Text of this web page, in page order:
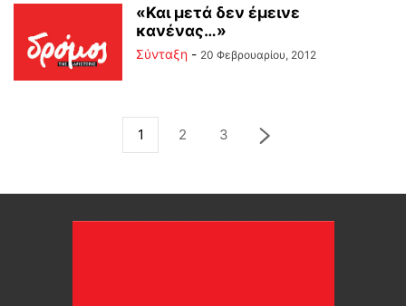
«Και μετά δεν έμεινε
κανένας…»
Σύνταξη - 20 Φεβρουαρίου, 2012
1 2 3